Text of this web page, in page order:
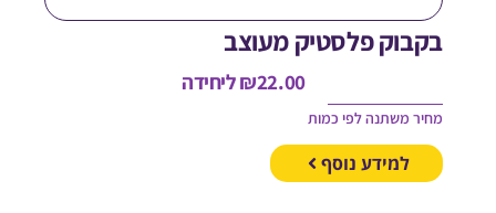
פלסטיק מעוצב
₪ליחידה
משתנה לפי כמות
למידע נוסף